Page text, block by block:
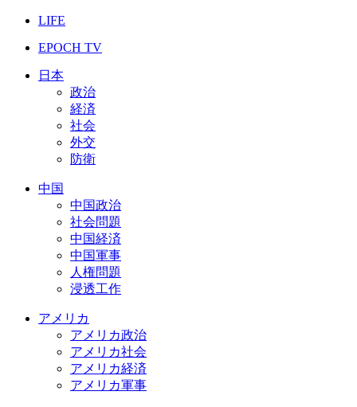
LIFE
EPOCH TV
日本
政治
経済
社会
外交
防衛
中国
中国政治
社会問題
中国経済
中国軍事
人権問題
浸透工作
アメリカ
アメリカ政治
アメリカ社会
アメリカ経済
アメリカ軍事